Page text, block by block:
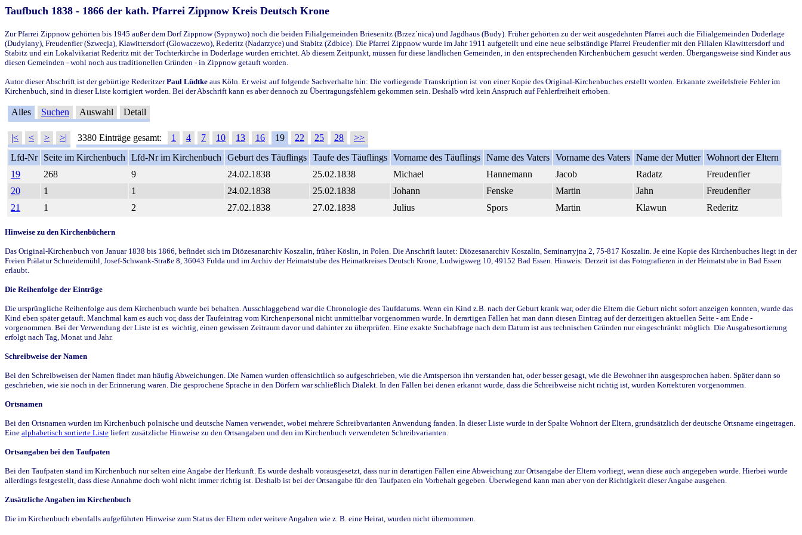
Taufbuch 1838 - 1866 der kath. Pfarrei Zippnow Kreis Deutsch Krone
Zur Pfarrei Zippnow gehörten bis 1945 außer dem Dorf Zippnow (Sypnywo) noch die beiden Filialgemeinden Briesenitz (Brzez`nica) und Jagdhaus (Budy). Früher gehörten zu der weit ausgedehnten Pfarrei auch die Filialgemeinden Doderlage
(Dudylany), Freudenfier (Szwecja), Klawittersdorf (Glowaczewo), Rederitz (Nadarzyce) und Stabitz (Zdbice). Die Pfarrei Zippnow wurde im Jahr 1911 aufgeteilt und eine neue selbständige Pfarrei Freudenfier mit den Filialen Klawittersdorf und
Stabitz und ein Lokalvikariat Rederitz mit der Tochterkirche in Doderlage wurden errichtet. Ab diesem Zeitpunkt, müssen für diese ländlichen Gemeinden, in den entsprechenden Kirchenbüchern gesucht werden. Übergangsweise sind Kinder aus
diesen Gemeinden - wohl noch aus traditionellen Gründen - in Zippnow getauft worden.
Autor dieser Abschrift ist der gebürtige RederitzerPaul Lüdtke aus Köln. Er weist auf folgende Sachverhalte hin: Die vorliegende Transkription ist von einer Kopie des Original-Kirchenbuches erstellt worden. Erkannte zweifelsfreie Fehler im
Kirchenbuch, sind in dieser Liste korrigiert worden. Bei der Abschrift kann es aber dennoch zu Übertragungsfehlern gekommen sein. Deshalb wird kein Anspruch auf Fehlerfreiheit erhoben.
Alles Suchen Auswahl Detail
|< < > >| 3380 Einträge gesamt: 1 4 7 10 13 16 19 22 25 28
>>
Lfd-Nr
Seite im Kirchenbuch Lfd-Nr im Kirchenbuch Geburt des Täuflings Taufe des Täuflings Vorname des Täuflings Name des Vaters Vorname des Vaters Name der Mutter Wohnort der Eltern
19
268 9 24.02.1838 25.02.1838 Michael Hannemann Jacob Radatz
Freudenfier
20
1 1 24.02.1838 25.02.1838 Johann Fenske Martin Jahn
Freudenfier
21
1 2 27.02.1838 27.02.1838 Julius Spors Martin Klawun Rederitz
Hinweise zu den Kirchenbüchern
Das Original-Kirchenbuch von Januar 1838 bis 1866, befindet sich im Diözesanarchiv Koszalin, früher Köslin, in Polen. Die Anschrift lautet: Diözesanarchiv Koszalin, Seminarryjna 2, 75-817 Koszalin. Je eine Kopie des Kirchenbuches liegt in der
Freien Prälatur Schneidemühl, Josef-Schwank-Straße 8, 36043 Fulda und im Archiv der Heimatstube des Heimatkreises Deutsch Krone, Ludwigsweg 10, 49152 Bad Essen. Hinweis: Derzeit ist das Fotografieren in der Heimatstube in Bad Essen
erlaubt.
Die Reihenfolge der Einträge
Die ursprüngliche Reihenfolge aus dem Kirchenbuch wurde bei behalten. Ausschlaggebend war die Chronologie des Taufdatums. Wenn ein Kind z.B. nach der Geburt krank war, oder die Eltern die Geburt nicht sofort anzeigen konnten, wurde das
Kind eben später getauft. Manchmal kam es auch vor, dass der Taufeintrag vom Kirchenpersonal nicht unmittelbar vorgenommen wurde. In derartigen Fällen hat man dann diesen Eintrag auf der derzeitigen aktuellen Seite - am Ende -
vorgenommen. Bei der Verwendung der Liste ist es wichtig, einen gewissen Zeitraum davor und dahinter zu überprüfen. Eine exakte Suchabfrage nach dem Datum ist aus technischen Gründen nur eingeschränkt möglich. Die Ausgabesortierung
erfolgt nach Tag, Monat und Jahr.
Schreibweise der Namen
Bei den Schreibweisen der Namen findet man häufig Abweichungen. Die Namen wurden offensichtlich so aufgeschrieben, wie die Amtsperson ihn verstanden hat, oder besser gesagt, wie die Bewohner ihn ausgesprochen haben. Später dann so
geschrieben, wie sie noch in der Erinnerung waren. Die gesprochene Sprache in den Dörfern war schließlich Dialekt. In den Fällen bei denen erkannt wurde, dass die Schreibweise nicht richtig ist, wurden Korrekturen vorgenommen.
Ortsnamen
Bei den Ortsnamen wurden im Kirchenbuch polnische und deutsche Namen verwendet, wobei mehrere Schreibvarianten Anwendung fanden. In dieser Liste wurde in der Spalte Wohnort der Eltern, grundsätzlich der deutsche Ortsname eingetragen.
Eine alphabetisch sortierte Liste liefert zusätzliche Hinweise zu den Ortsangaben und den im Kirchenbuch verwendeten Schreibvarianten.
Ortsangaben bei den Taufpaten
Bei den Taufpaten stand im Kirchenbuch nur selten eine Angabe der Herkunft. Es wurde deshalb vorausgesetzt, dass nur in derartigen Fällen eine Abweichung zur Ortsangabe der Eltern vorliegt, wenn diese auch angegeben wurde. Hierbei wurde
allerdings festgestellt, dass diese Annahme doch wohl nicht immer richtig ist. Deshalb ist bei der Ortsangabe für den Taufpaten ein Vorbehalt gegeben. Überwiegend kann man aber von der Richtigkeit dieser Angabe ausgehen.
Zusätzliche Angaben im Kirchenbuch
Die im Kirchenbuch ebenfalls aufgeführten Hinweise zum Status der Eltern oder weitere Angaben wie z. B. eine Heirat, wurden nicht übernommen.